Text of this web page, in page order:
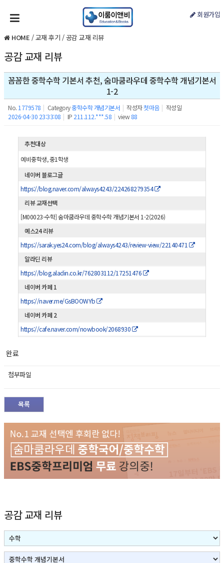
회원가입
HOME /교재 후기 /공감 교재 리뷰
공감 교재 리뷰
꼼꼼한 중학수학 기본서 추천, 숨마쿰라우데 중학수학 개념기본서
1-2
No. 1779578 | Category중학수학 개념기본서 | 작성자첫마음 | 작성일
2026-04-30 23:33:08 | IP 211.112.***.58 | view 88
추천대상
예비중학생, 중1학생
네이버 블로그글
https://blog.naver.com/always4243/224268279354
리뷰 교재선택
[M00023-수학] 숨마쿰라우데 중학수학 개념기본서 1-2(2026)
예스24 리뷰
https://sarak.yes24.com/blog/always4243/review-view/22140471
알라딘 리뷰
https://blog.aladin.co.kr/762803112/17251476
네이버 카페 1
https://naver.me/GsBOOWYb
네이버 카페 2
https://cafe.naver.com/nowbook/2068930
완료
첨부파일
목록
공감 교재 리뷰